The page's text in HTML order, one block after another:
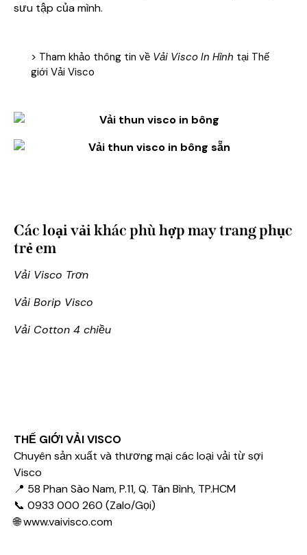
sưu tập của mình.
> Tham khảo thông tin về Vải Visco In Hình tại Thế
giới Vải Visco
Các loại vải khác phù hợp may trang phục
trẻ em
Vải Visco Trơn
Vải Borip Visco
Vải Cotton 4 chiều
THẾ GIỚI VẢI VISCO
Chuyên sản xuất và thương mại các loại vải từ sợi
Visco
📍 58 Phan Sào Nam, P.11, Q. Tân Bình, TP.HCM
📞 0933 000 260 (Zalo/Gọi)
🌐www.vaivisco.com